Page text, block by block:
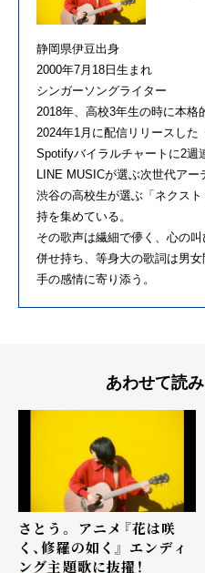
静岡県伊豆出身
2000年7月18日生まれ
シンガーソングライター
2018年、高校3年生の時に本格
2024年1月に配信リリースした
Spotifyバイラルチャートに2週
LINE MUSICが選ぶ次世代ア
渋谷の高校生が選ぶ「ネクス
持を集めている。
その歌声は繊細で儚く、心の
併せ持ち、等身大の歌詞は男
手の感情に寄り添う。
あわせて読
さとう。 アニメ『花は咲
く、修羅の如く』 エンディ
ング主題歌に抜擢！